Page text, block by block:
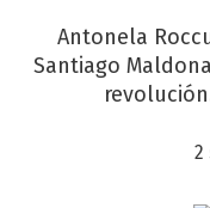
Antonela
Santiago
2